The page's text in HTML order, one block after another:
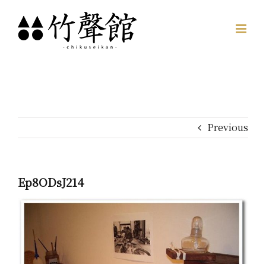
Previous
Ep8ODsJ214